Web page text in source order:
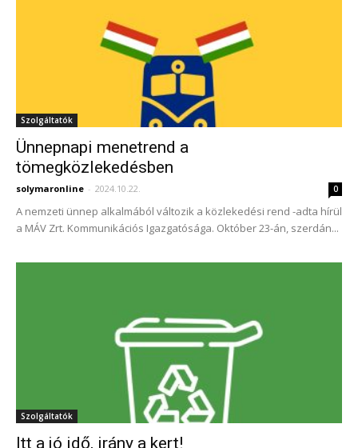
Szolgáltatók
Ünnepnapi menetrend a
tömegközlekedésben
solymaronline - 2024.10.22. 0
A nemzeti ünnep alkalmából változik a közlekedési rend -adta hírül
a MÁV Zrt. Kommunikációs Igazgatósága. Október 23-án, szerdán...
Szolgáltatók
Itt a jó idő, irány a kert!